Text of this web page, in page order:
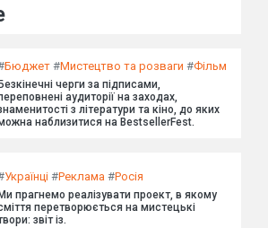
Бюджет #Мистецтво та розваги #Фільм
Безкінечні черги за підписами,
аудиторії на заходах,
з літератури та кіно, до яких
наблизитися на BestsellerFest.
Українці #Реклама #Росія
Ми прагнемо реалізувати проект, в якому
перетворюється на мистецькі
звіт із.